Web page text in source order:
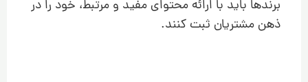
برندها باید با ارائه محتوای مفید و مرتبط، خود را در
ذهن مشتریان ثبت کنند.